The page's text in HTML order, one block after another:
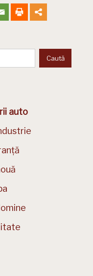
auto